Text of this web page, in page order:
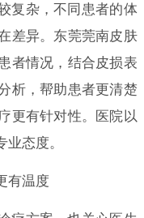
复杂，不同患者的体
差异。东莞莞南皮肤
者情况，结合皮损表
析，帮助患者更清楚
更有针对性。医院以
态度。
有温度